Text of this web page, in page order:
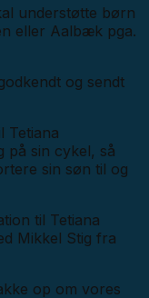
understøtte børn
eller Aalbæk pga.
og sendt
Tetiana
på sin cykel, så
sin søn til og
til Tetiana
Mikkel Stig fra
op om vores